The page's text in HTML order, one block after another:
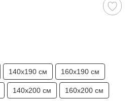
140х190 см 160х190 см
140х200 см 160х200 см